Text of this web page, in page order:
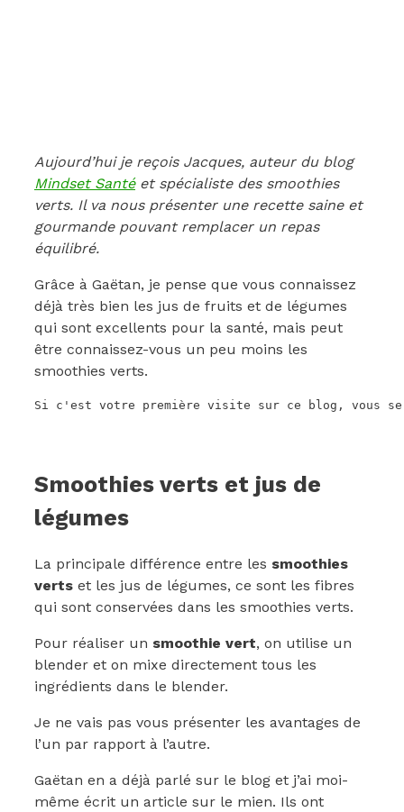
Aujourd’hui je reçois Jacques, auteur du blog
Mindset Santéet spécialiste des smoothies
verts. Il va nous présenter une recette saine et
gourmande pouvant remplacer un repas
équilibré.
Grâce à Gaëtan, je pense que vous connaissez
déjà très bien les jus de fruits et de légumes
qui sont excellents pour la santé, mais peut
être connaissez-vous un peu moins les
smoothies verts.
Si c'est votre première visite sur ce blog, vous
Smoothies verts et jus de
légumes
La principale différence entre les smoothies
verts et les jus de légumes, ce sont les fibres
qui sont conservées dans les smoothies verts.
Pour réaliser un smoothie vert, on utilise un
blender et on mixe directement tous les
ingrédients dans le blender.
Je ne vais pas vous présenter les avantages de
l’un par rapport à l’autre.
Gaëtan en a déjà parlé sur le blog et j’ai moi-
même écrit un article sur le mien. Ils ont